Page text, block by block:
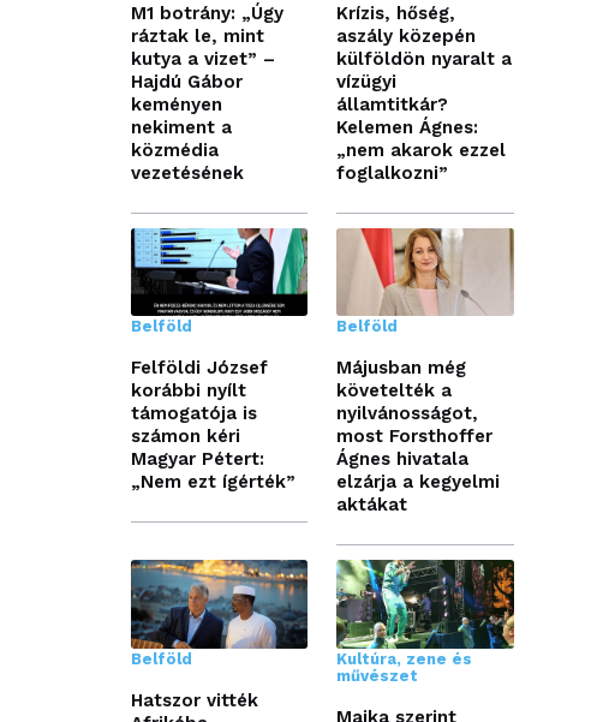
M1 botrány: „Úgy
ráztak le, mint
kutya a vizet” –
Hajdú Gábor
keményen
nekiment a
közmédia
vezetésének
Krízis, hőség,
aszály közepén
külföldön nyaralt a
vízügyi
államtitkár?
Kelemen Ágnes:
„nem akarok ezzel
foglalkozni”
Belföld
Felföldi József
korábbi nyílt
támogatója is
számon kéri
Magyar Pétert:
„Nem ezt ígérték”
Belföld
Májusban még
követelték a
nyilvánosságot,
most Forsthoffer
Ágnes hivatala
elzárja a kegyelmi
aktákat
Belföld
Hatszor vitték
Kultúra, zene és
művészet
Majka szerint